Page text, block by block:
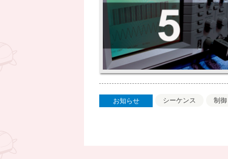
お知らせ シーケンス 制御